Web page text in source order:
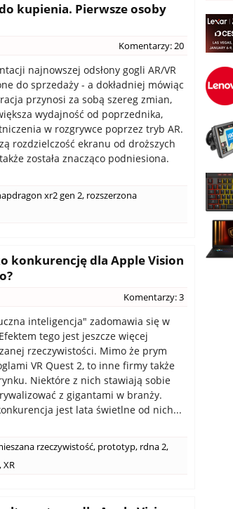
kupienia. Pierwsze osoby
Komentarzy: 20
najnowszej odsłony gogli AR/VR
do sprzedaży - a dokładniej mówiąc
przynosi za sobą szereg zmian,
wydajność od poprzednika,
w rozgrywce poprzez tryb AR.
rozdzielczość ekranu od droższych
została znacząco podniesiona.
xr2 gen 2, rozszerzona
konkurencję dla Apple Vision
Komentarzy: 3
inteligencja" zadomawia się w
tego jest jeszcze więcej
rzeczywistości. Mimo że prym
VR Quest 2, to inne firmy także
Niektóre z nich stawiają sobie
z gigantami w branży.
jest lata świetlne od nich...
rzeczywistość, prototyp, rdna 2,
,XR